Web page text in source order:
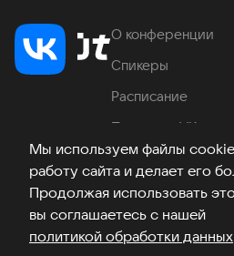
Мы используем файлы
работу сайта и делает его
Продолжая использовать
вы соглашаетесь с нашей
политикой обработки данных
О конференции
Спикеры
Расписание
Продукты VK
Место
Часто задаваемые
ТелеграмВКонтакте
Хабр